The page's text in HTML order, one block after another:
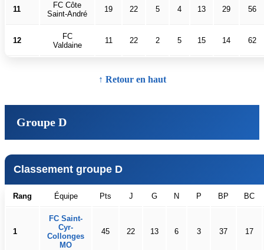
11
FC Côte
Saint-André
19 22 5 4 13 29 56
12
FC
Valdaine
11 22 2 5 15 14 62
↑ Retour en haut
Groupe D
Classement groupe D
Rang Équipe Pts J G N P BP BC
1
FC Saint-
Cyr-
Collonges
MO
45 22 13 6 3 37 17